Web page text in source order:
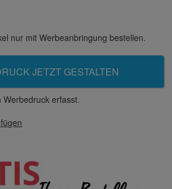
nur mit Werbeanbringung bestellen.
JETZT GESTALTEN
Werbedruck erfasst.